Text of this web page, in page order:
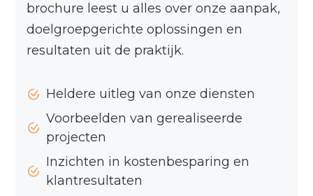
brochure leest u alles over onze aanpak,
doelgroepgerichte oplossingen en
resultaten uit de praktijk.
Heldere uitleg van onze diensten
Voorbeelden van gerealiseerde
projecten
Inzichten in kostenbesparing en
klantresultaten